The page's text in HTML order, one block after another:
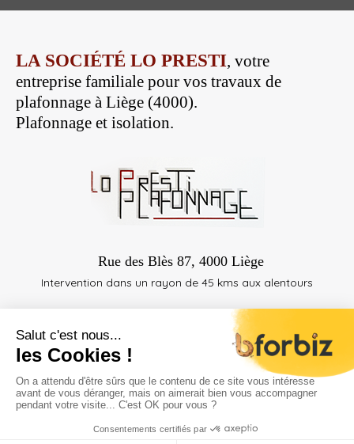
LA SOCIÉTÉ LO PRESTI, votre
entreprise familiale pour vos travaux de
plafonnage à Liège (4000).
Plafonnage et isolation.
Rue des Blès 87, 4000 Liège
Intervention dans un rayon de 45 kms aux alentours
Plan du site Mentions Légales
© 2017 | Tous droits réservés Agence web
Belgique